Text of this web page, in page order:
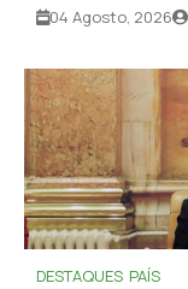
04 Agosto, 2026
DESTAQUES PAÍS